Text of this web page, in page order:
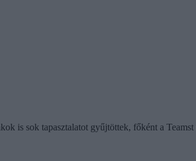
is sok tapasztalatot gyűjtöttek, főként a